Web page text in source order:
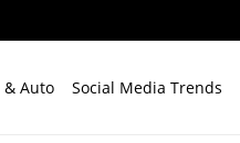
& Auto Social Media Trends